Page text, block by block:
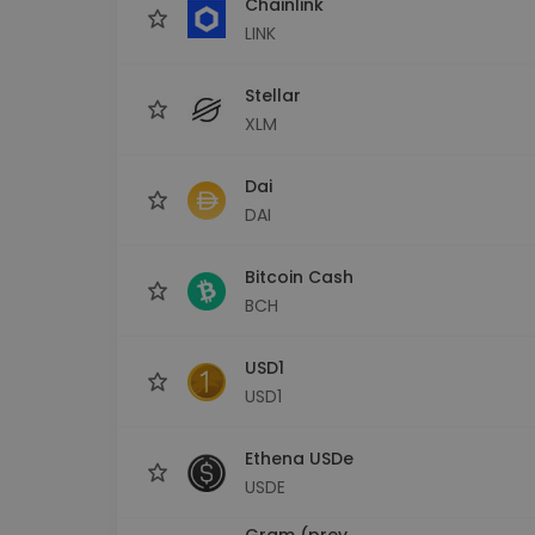
LINK
Stellar
XLM
Dai
DAI
Bitcoin Cash
BCH
USD1
USD1
Ethena USDe
USDE